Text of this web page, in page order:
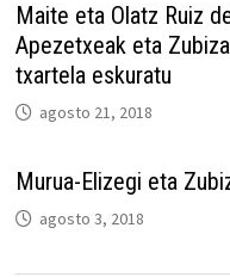
Maite eta Olatz Ruiz
Apezetxeak eta
txartela eskuratu
agosto 21, 2018
Murua-Elizegi eta
agosto 3, 2018